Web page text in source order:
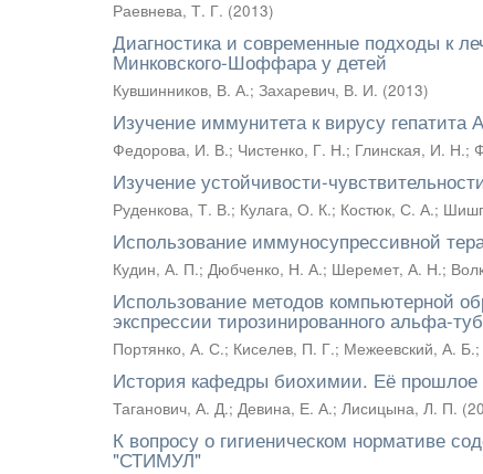
Раевнева, Т. Г. (2013)
Диагностика и современные подходы к
Минковского-Шоффара у детей
Кувшинников, В. А.; Захаревич, В. И. (2013)
Изучение иммунитета к вирусу гепатита
Федорова, И. В.; Чистенко, Г. Н.; Глинская, И. Н.;
Изучение устойчивости-
Руденкова, Т. В.; Кулага, О. К.; Костюк, С. А.;
Использование иммуносупрессивной
Кудин, А. П.; Дюбченко, Н. А.; Шеремет, А. Н.;
Использование методов компьютерной
экспрессии тирозинированного альфа-
Портянко, А. С.; Киселев, П. Г.; Межеевский, А. Б.;
История кафедры биохимии. Её прошлое
Таганович, А. Д.; Девина, Е. А.; Лисицына, Л. П. (
К вопросу о гигиеническом нормативе
"СТИМУЛ"